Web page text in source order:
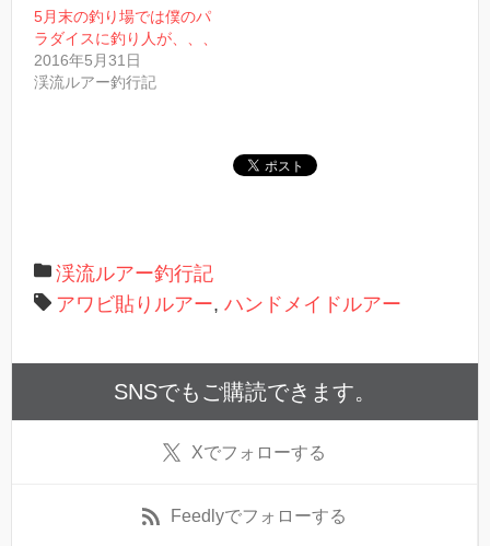
し
い
ウ
ィ
ン
ド
5月末の釣り場では僕のパ
ラダイスに釣り人が、、、
2016年5月31日
渓流ルアー釣行記
渓流ルアー釣行記
アワビ貼りルアー, ハンドメイドルアー
SNSでもご購読できます。
Xでフォローする
Feedlyでフォローする